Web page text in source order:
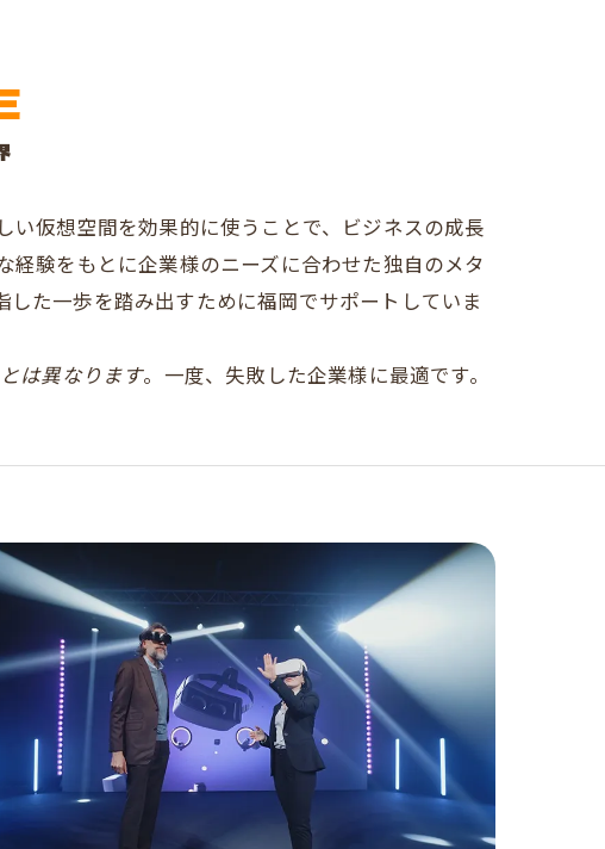
消
メージ
ィング
仮想空間を効果的に使うことで、ビジネスの成長
験をもとに企業様のニーズに合わせた独自のメタ
た一歩を踏み出すために福岡でサポートしていま
は異なります。一度、失敗した企業様に最適です。